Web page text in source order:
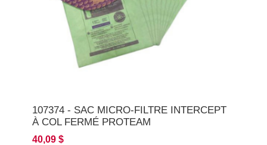
107374 - SAC MICRO-FILTRE INTERCEPT
À COL FERMÉ PROTEAM
40,09 $